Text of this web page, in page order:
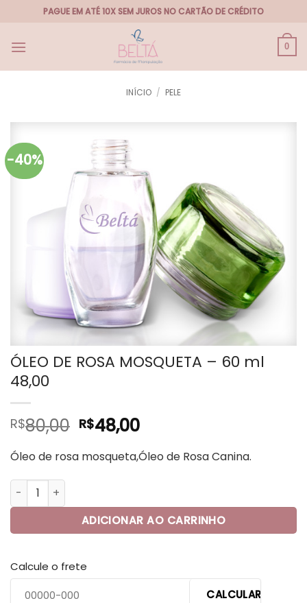
content
PAGUE EM ATÉ 10X SEM JUROS NO CARTÃO DE CRÉDITO
0
INÍCIO / PELE
-40%
ÓLEO DE ROSA MOSQUETA – 60 ml
48,00
R$80,00 O
preço
original
R$48,00O
atual
Óleo de rosa mosqueta,Óleo de Rosa Canina.
ÓLEO DE ROSA MOSQUETA - 60 ml 48,00 quantidade
ADICIONAR AO CARRINHO
Calcule o frete
CALCULAR